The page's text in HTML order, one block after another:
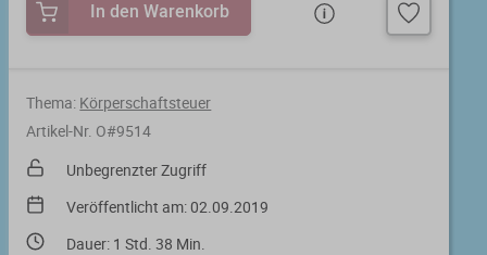
In den Warenkorb
Thema: Körperschaftsteuer
Artikel-Nr. O#9514
Unbegrenzter Zugriff
Veröffentlicht am: 02.09.2019
Dauer: 1 Std. 38 Min.